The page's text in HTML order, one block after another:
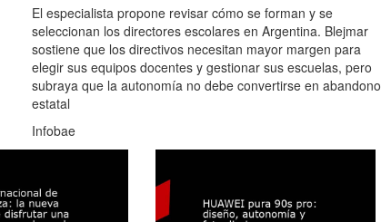
El especialista propone revisar cómo se forman y se
seleccionan los directores escolares en Argentina. Blejmar
sostiene que los directivos necesitan mayor margen para
elegir sus equipos docentes y gestionar sus escuelas, pero
subraya que la autonomía no debe convertirse en abandono
estatal
Infobae